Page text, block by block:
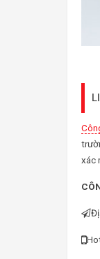
xác